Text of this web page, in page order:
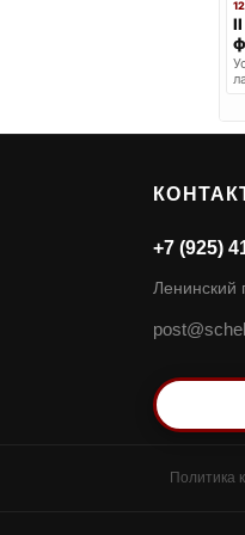
+7 (925)
Ленинский
Политика